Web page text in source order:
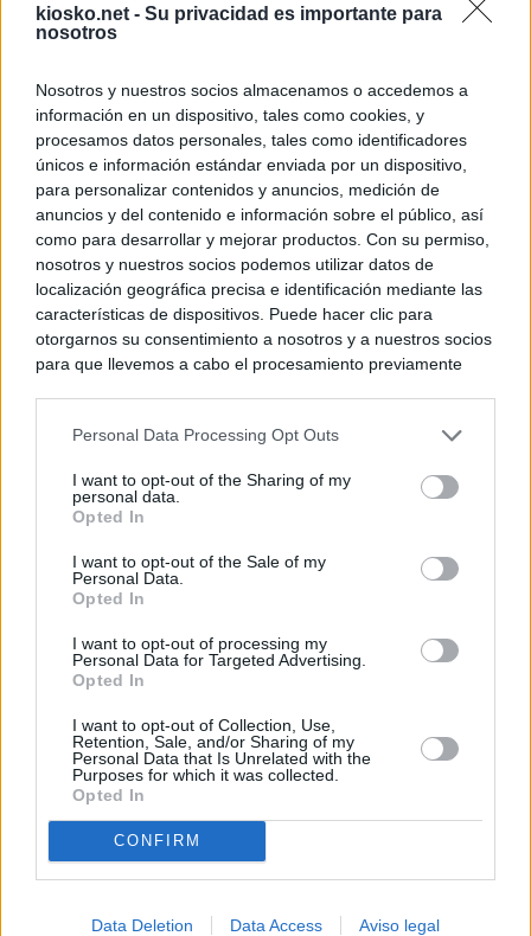
kiosko.net - Su privacidad es importante para
nosotros
Nosotros y nuestros socios almacenamos o accedemos a
información en un dispositivo, tales como cookies, y
procesamos datos personales, tales como identificadores
únicos e información estándar enviada por un dispositivo,
para personalizar contenidos y anuncios, medición de
anuncios y del contenido e información sobre el público, así
como para desarrollar y mejorar productos. Con su permiso,
nosotros y nuestros socios podemos utilizar datos de
localización geográfica precisa e identificación mediante las
características de dispositivos. Puede hacer clic para
otorgarnos su consentimiento a nosotros y a nuestros socios
para que llevemos a cabo el procesamiento previamente
negar su consentimiento. Tenga en cuenta que algún
de su consentimiento, pero usted tiene el derecho de
rechazar tal procesamiento. Sus preferencias se aplicarán
cualquier momento entrando de nuevo en este sitio web o
visitando nuestra política de privacidad.
Personal Data Processing Opt Outs
I want to opt-out of the Sharing of my
personal data.
Opted In
I want to opt-out of the Sale of my
Personal Data.
Opted In
I want to opt-out of processing my
Personal Data for Targeted Advertising.
Opted In
I want to opt-out of Collection, Use,
Retention, Sale, and/or Sharing of my
Personal Data that Is Unrelated with the
Purposes for which it was collected.
Opted In
CONFIRM
Data Deletion Data Access Aviso legal